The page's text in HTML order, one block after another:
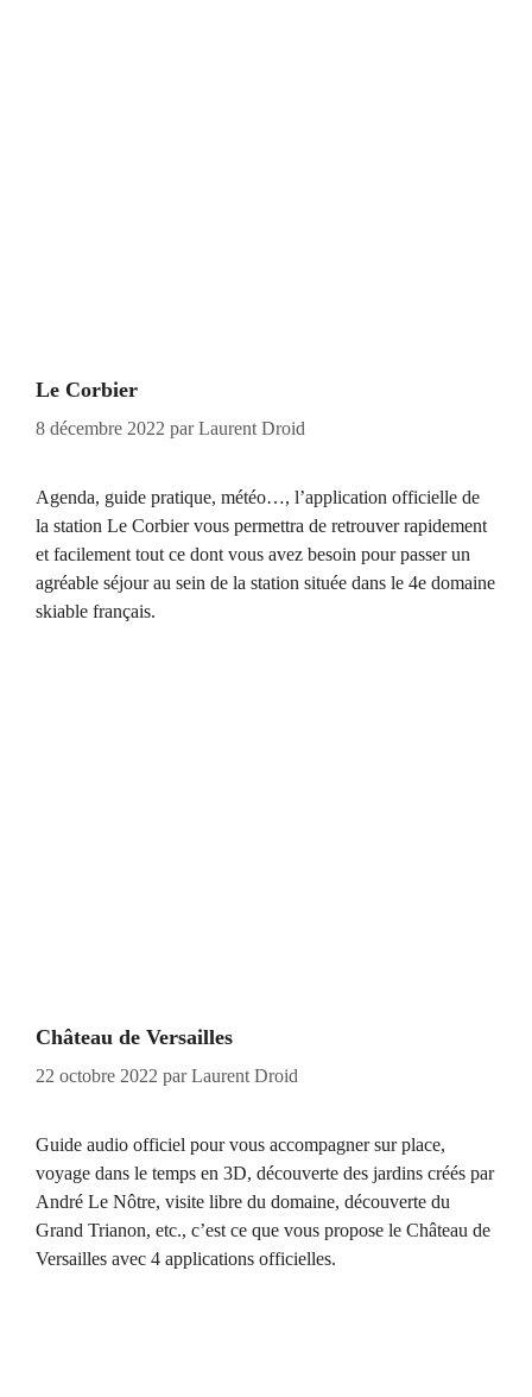
Le Corbier
8 décembre 2022 parLaurent Droid
Agenda, guide pratique, météo…, l’application officielle de
la station Le Corbier vous permettra de retrouver rapidement
et facilement tout ce dont vous avez besoin pour passer un
agréable séjour au sein de la station située dans le 4e domaine
skiable français.
Château de Versailles
22 octobre 2022 parLaurent Droid
Guide audio officiel pour vous accompagner sur place,
voyage dans le temps en 3D, découverte des jardins créés par
André Le Nôtre, visite libre du domaine, découverte du
Grand Trianon, etc., c’est ce que vous propose le Château de
Versailles avec 4 applications officielles.